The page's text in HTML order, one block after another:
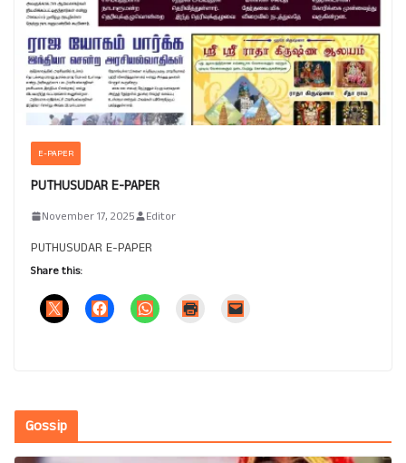
E-PAPER
PUTHUSUDAR E-PAPER
November 17, 2025 Editor
PUTHUSUDAR E-PAPER
Share this:
Gossip